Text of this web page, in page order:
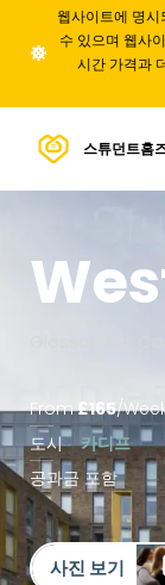
웹사이트에 명
수 있으며 웹사
시간 가격과
스튜던트홈
Glossop Rd,
From£165/
도시
카디프
공과금 포함
사진 보기